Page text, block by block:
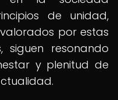
de unidad,
por estas
siguen resonando
y plenitud de